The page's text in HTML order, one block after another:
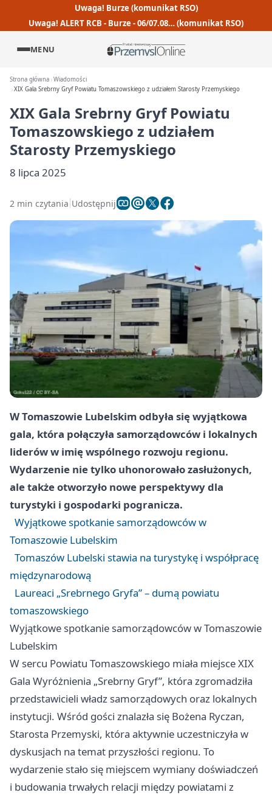
Uwaga! Burze (komunikat RSO)
Uwaga! ALERT RCB - Burze - 06/07.08… (komunikat RSO)
MENU
Strona główna Wiadomości
XIX Gala Srebrny Gryf Powiatu Tomaszowskiego z udziałem Starosty Przemyskiego
XIX Gala Srebrny Gryf Powiatu
Tomaszowskiego z udziałem
Starosty Przemyskiego
8 lipca 2025
2 min czytania Udostępnij
W Tomaszowie Lubelskim odbyła się wyjątkowa
gala, która połączyła samorządowców i lokalnych
liderów w imię wspólnego rozwoju regionu.
Wydarzenie nie tylko uhonorowało zasłużonych,
ale także otworzyło nowe perspektywy dla
turystyki i gospodarki pogranicza.
Wyjątkowe spotkanie samorządowców w
Tomaszowie Lubelskim
Tomaszów Lubelski stawia na turystykę i współpracę
międzynarodową
Laureaci „Srebrnego Gryfa” – dumą powiatu
tomaszowskiego
Wyjątkowe spotkanie samorządowców w Tomaszowie
Lubelskim
W sercu Powiatu Tomaszowskiego miała miejsce XIX
Gala Wyróżnienia „Srebrny Gryf”, która zgromadziła
przedstawicieli władz samorządowych oraz lokalnych
instytucji. Wśród gości znalazła się Bożena Ryczan,
Starosta Przemyski, która aktywnie uczestniczyła w
dyskusjach na temat przyszłości regionu. To
wydarzenie stało się miejscem wymiany doświadczeń
i budowania trwałych relacji między powiatami z